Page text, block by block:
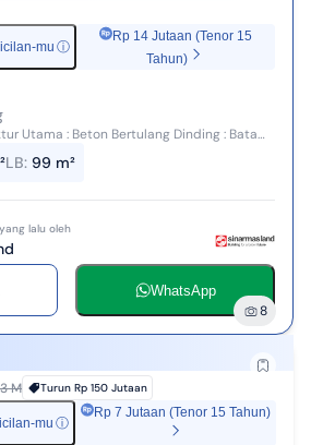
mu ⓘ
Rp 14 Jutaan (Tenor 15
Tahun)
Utama : Beton Bertulang Dinding : Bata
Dinding
LB: 99 m²
lalu oleh
WhatsApp
8
M Turun Rp 150 Jutaan
mu ⓘ
Rp 7 Jutaan (Tenor 15 Tahun)